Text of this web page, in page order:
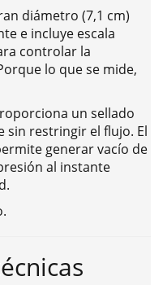
diámetro (7,1 cm)
e incluye escala
controlar la
lo que se mide,
un sellado
sin restringir el flujo. El
generar vacío de
al instante